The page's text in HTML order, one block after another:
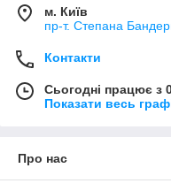
м. Київ
пр-т. Степана
Контакти
Сьогодні працює з
Показати весь
Про нас